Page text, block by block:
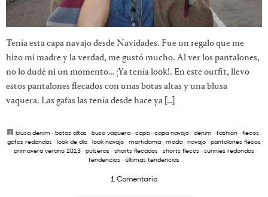
Tenía esta capa navajo desde Navidades. Fue un regalo que me
hizo mi madre y la verdad, me gustó mucho. Al ver los pantalones,
no lo dudé ni un momento… ¡Ya tenía look!. En este outfit, llevo
estos pantalones flecados con unas botas altas y una blusa
vaquera. Las gafas las tenía desde hace ya […]
blusa denim · botas altas· busa vaquera· capa· capa navajo· denim · fashion· flecos·
gafas redondas · look de día · look navajo · martidama · moda · navajo · pantalones flecos
· primavera verano 2013 · pulseras · shorts flecados · shorts flecos · sunnies redondas ·
tendencias · últimas tendencias
1 Comentario